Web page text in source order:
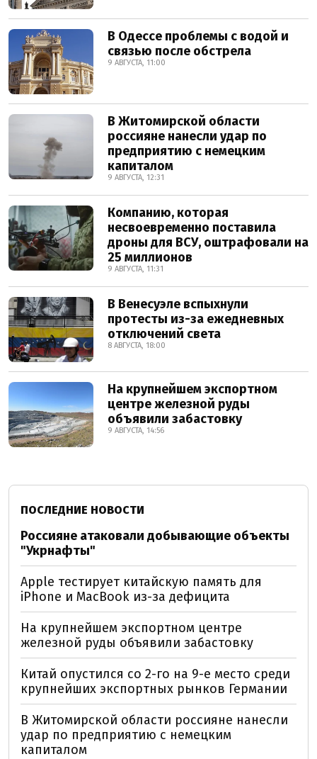
В Одессе проблемы с водой и
связью после обстрела
9 АВГУСТА, 11:00
В Житомирской области
россияне нанесли удар по
предприятию с немецким
капиталом
9 АВГУСТА, 12:31
Компанию, которая
несвоевременно поставила
дроны для ВСУ, оштрафовали на
25 миллионов
9 АВГУСТА, 11:31
В Венесуэле вспыхнули
протесты из-за ежедневных
отключений света
8 АВГУСТА, 18:00
На крупнейшем экспортном
центре железной руды
объявили забастовку
9 АВГУСТА, 14:56
ПОСЛЕДНИЕ НОВОСТИ
Россияне атаковали добывающие объекты
"Укрнафты"
Apple тестирует китайскую память для
iPhone и MacBook из-за дефицита
На крупнейшем экспортном центре
железной руды объявили забастовку
Китай опустился со 2-го на 9-е место среди
крупнейших экспортных рынков Германии
В Житомирской области россияне нанесли
удар по предприятию с немецким
капиталом